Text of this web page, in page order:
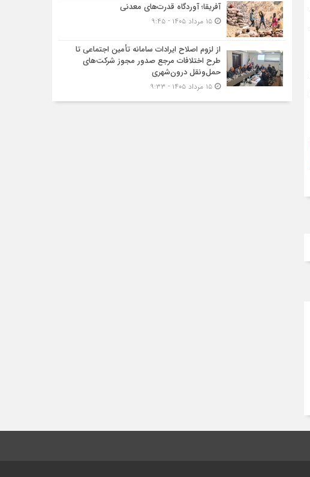
آفریقا؛ آوردگاه قدرت‌های معدنی
۱۵ مرداد ۱۴۰۵ - ۹:۴۵
از لزوم اصلاح ایرادات سامانه تأمین اجتماعی تا
طرح اختلافات مرجع صدور مجوز شرکت‌های
حمل‌ونقل درون‌شهری
۱۵ مرداد ۱۴۰۵ - ۹:۳۳